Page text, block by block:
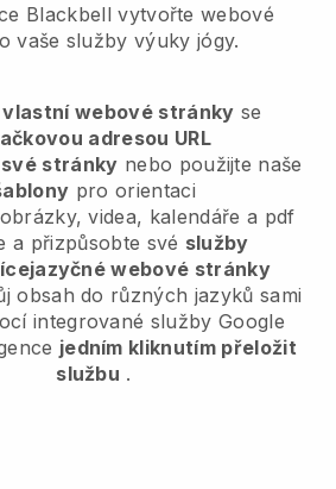
Blackbell vytvořte webové
vaše služby výuky jógy.
vlastní webové stránky se
adresou URL
stránky nebo použijte naše
pro orientaci
videa, kalendáře a pdf
a přizpůsobte své služby
webové stránky
obsah do různých jazyků sami
integrované služby Google
jedním kliknutím přeložit
službu .